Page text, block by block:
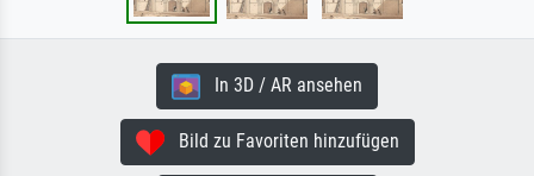
In 3D / AR ansehen
Bild zu Favoriten hinzufügen